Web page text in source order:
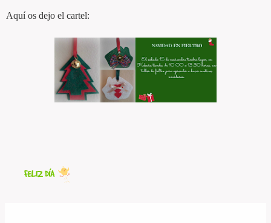
Aquí os dejo el cartel: